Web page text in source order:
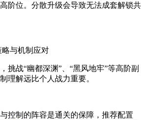
阶位。分散升级会导致无法成套解锁共
与机制应对
挑战“幽都深渊”、“黑风地牢”等高阶副
理解远比个人战力重要。
控制的阵容是通关的保障，推荐配置